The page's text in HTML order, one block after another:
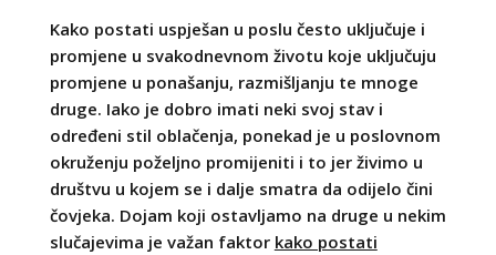
Kako postati uspješan u poslu često uključuje i
promjene u svakodnevnom životu koje uključuju
promjene u ponašanju, razmišljanju te mnoge
druge. Iako je dobro imati neki svoj stav i
određeni stil oblačenja, ponekad je u poslovnom
okruženju poželjno promijeniti i to jer živimo u
društvu u kojem se i dalje smatra da odijelo čini
čovjeka. Dojam koji ostavljamo na druge u nekim
slučajevima je važan faktor kako postati